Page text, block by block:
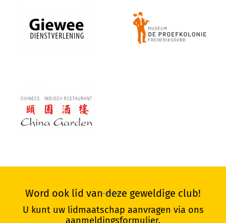
China Garden
Giewee
Museum De
Proefkolonie
Word ook lid van deze geweldige club!
U kunt uw lidmaatschap aanvragen via ons
aanmeldingsformulier.